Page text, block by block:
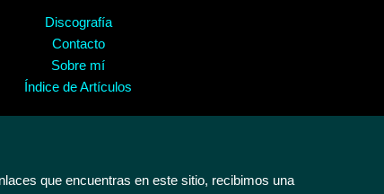
Discografía
Contacto
Sobre mí
Índice de Artículos
que encuentras en este sitio, recibimos una